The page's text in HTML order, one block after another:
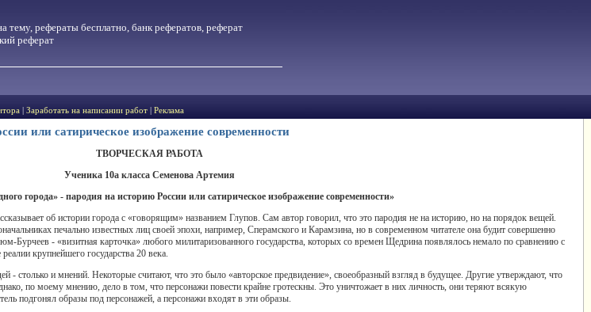
тему, рефераты бесплатно, банк рефератов, реферат
реферат
Заработать на написании работ Реклама
или сатирическое изображение современности
ТВОРЧЕСКАЯ РАБОТА
Ученика 10а класса Семенова Артемия
города» - пародия на историю России или сатирическое изображение современности»
об истории города с «говорящим» названием Глупов. Сам автор говорил, что это пародия не на историю, но на порядок вещей.
печально известных лиц своей эпохи, например, Сперамского и Карамзина, но в современном читателе она будит совершенно
Бурчеев - «визитная карточка» любого милитаризованного государства, которых со времен Щедрина появлялось немало по сравнению с
крупнейшего государства 20 века.
- столько и мнений. Некоторые считают, что это было «авторское предвидение», своеобразный взгляд в будущее. Другие утверждают, что
по моему мнению, дело в том, что персонажи повести крайне гротескны. Это уничтожает в них личность, они теряют всякую
подгонял образы под персонажей, а персонажи входят в эти образы.